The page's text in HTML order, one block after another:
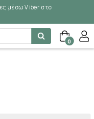
μέσω Viber στο
0